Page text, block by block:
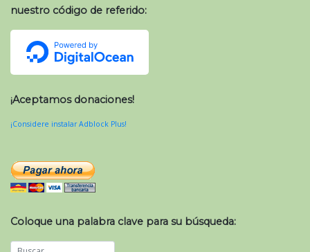
nuestro código de referido:
¡Aceptamos donaciones!
¡Considere instalar Adblock Plus!
Coloque una palabra clave para su búsqueda: